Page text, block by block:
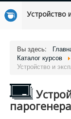
Вы здесь:
Каталог курсов
Устройство и